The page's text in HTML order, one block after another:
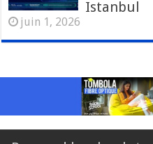
Istanbul
juin 1, 2026